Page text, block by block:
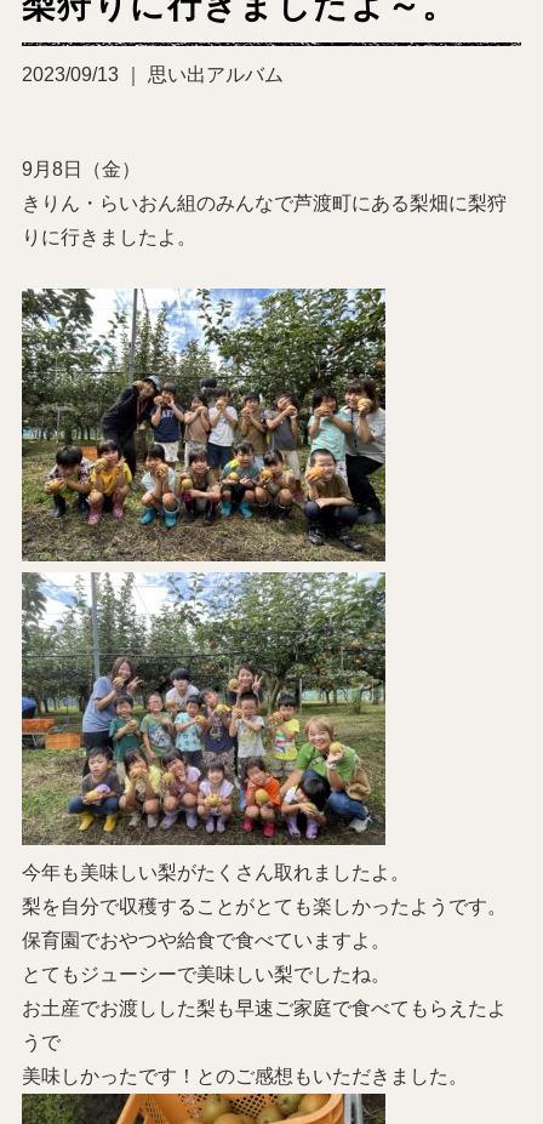
2023/09/13 ｜ 思い出アルバム
9月8日（金）
きりん・らいおん組のみんなで芦渡町にある梨畑に梨狩
りに行きましたよ。
今年も美味しい梨がたくさん取れましたよ。
梨を自分で収穫することがとても楽しかったようです。
保育園でおやつや給食で食べていますよ。
とてもジューシーで美味しい梨でしたね。
お土産でお渡しした梨も早速ご家庭で食べてもらえたよ
うで
美味しかったです！とのご感想もいただきました。